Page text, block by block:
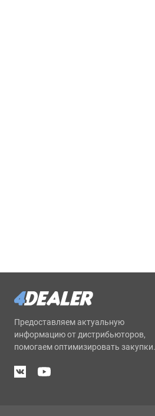
Предоставляем актуальную
информацию от дистрибьюторов,
помогаем оптимизировать закупки.